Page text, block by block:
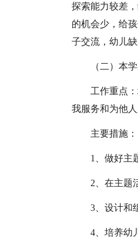
探索能力较差
的机会少，给
子交流，幼儿
（二）本
工作重点
我服务和为他
主要措施：
1、做好主
2、在主题
3、设计和
4、培养幼